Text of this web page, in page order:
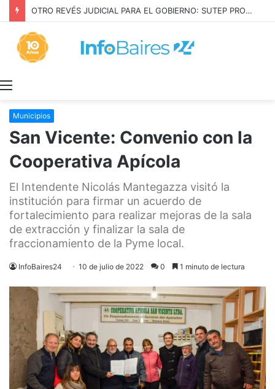
OTRO REVÉS JUDICIAL PARA EL GOBIERNO: SUTEP PROTEGIÓ SU CONVENIO
Municipios
San Vicente: Convenio con la
Cooperativa Apícola
El Intendente Nicolás Mantegazza visitó la
institución para firmar un acuerdo de
fortalecimiento para realizar mejoras de la sala
de extracción y finalizar la sala de
fraccionamiento de la Pyme local.
InfoBaires24 10 de julio de 2022 0 1 minuto de lectura